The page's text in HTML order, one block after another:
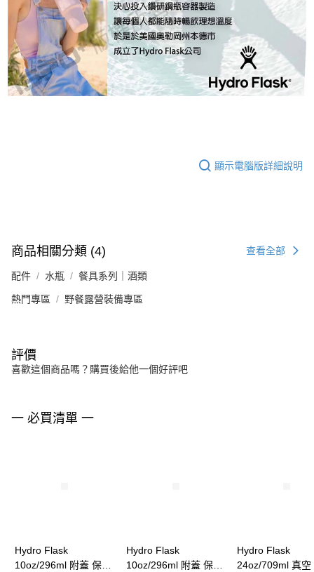
顯示電腦版詳細說明
商品相關分類 (4) 查看全部
配件 水瓶 餐具系列｜酒類
熱門專區 野餐露營裝備專區
評價
喜歡這個商品嗎？購買後給他一個好評吧
一 必買清單 一
Hydro Flask
10oz/296ml 附蓋 保溫
Hydro Flask
10oz/296ml 附蓋 保溫
Hydro Flask
24oz/709ml 真空